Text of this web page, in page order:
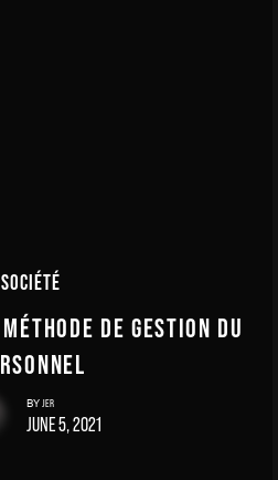
SOCIÉTÉ
DE GESTION DU
BY JER
JUNE 5, 2021